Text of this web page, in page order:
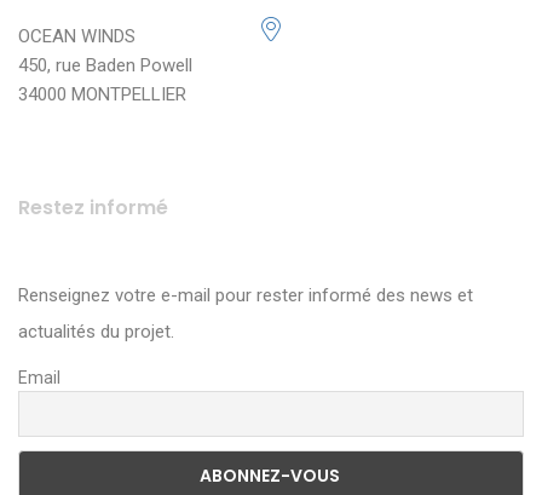
OCEAN WINDS
450, rue Baden Powell
34000 MONTPELLIER
Restez informé
Renseignez votre e-mail pour rester informé des news et
actualités du projet.
Email